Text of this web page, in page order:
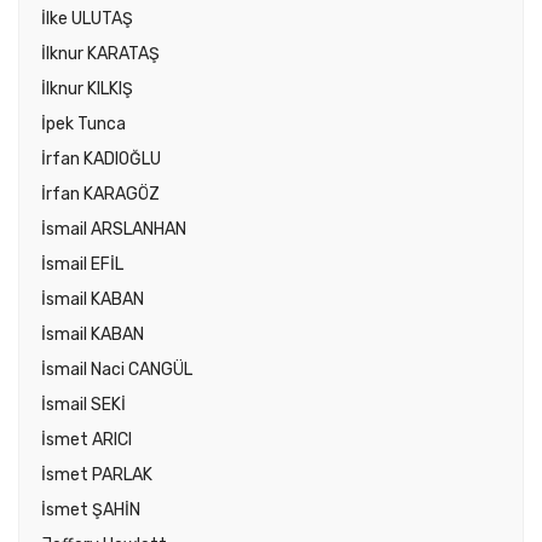
İlke ULUTAŞ
İlknur KARATAŞ
İlknur KILKIŞ
İpek Tunca
İrfan KADIOĞLU
İrfan KARAGÖZ
İsmail ARSLANHAN
İsmail EFİL
İsmail KABAN
İsmail KABAN
İsmail Naci CANGÜL
İsmail SEKİ
İsmet ARICI
İsmet PARLAK
İsmet ŞAHİN